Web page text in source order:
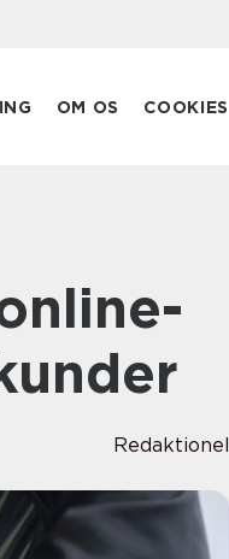
OM OS COOKIES
Redaktionel